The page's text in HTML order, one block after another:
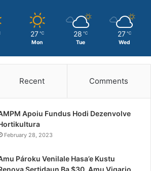
27 ℃
Mon
28 ℃
Tue
27 ℃
Wed
Recent Comments
Apoiu Fundus Hodi Dezenvolve
February 28, 2023
Pároku Venilale Hasa’e Kustu
Sertidaun Ba $30, Amu Vigario